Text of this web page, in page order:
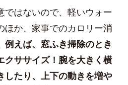
ではないので、軽いウォー
ほか、家事でのカロリー消
例えば、窓ふき掃除のとき
クササイズ！腕を大きく横
したり、上下の動きを増や